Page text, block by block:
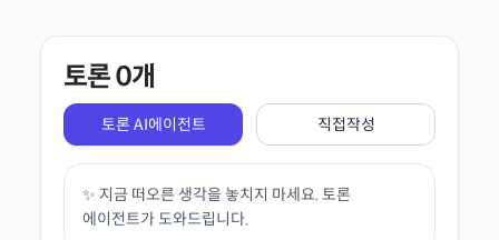
토론0개
토론 AI에이전트 직접작성
✨ 지금 떠오른 생각을 놓치지 마세요. 토론
에이전트가 도와드립니다.